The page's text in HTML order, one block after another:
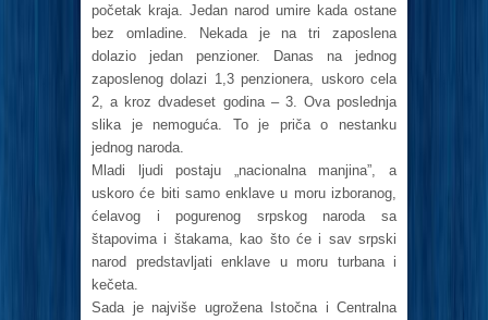
početak kraja. Jedan narod umire kada ostane
bez omladine. Nekada je na tri zaposlena
dolazio jedan penzioner. Danas na jednog
zaposlenog dolazi 1,3 penzionera, uskoro cela
2, a kroz dvadeset godina – 3. Ova poslednja
slika je nemoguća. To je priča o nestanku
jednog naroda.
Mladi ljudi postaju „nacionalna manjina”, a
uskoro će biti samo enklave u moru izboranog,
ćelavog i pogurenog srpskog naroda sa
štapovima i štakama, kao što će i sav srpski
narod predstavljati enklave u moru turbana i
kečeta.
Sada je najviše ugrožena Istočna i Centralna